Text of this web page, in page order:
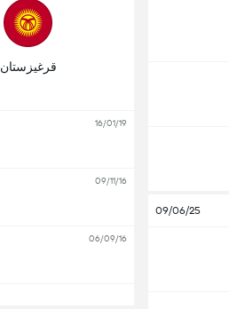
09/06/25
قرغيزستان
16/01/19
09/11/16
06/09/16